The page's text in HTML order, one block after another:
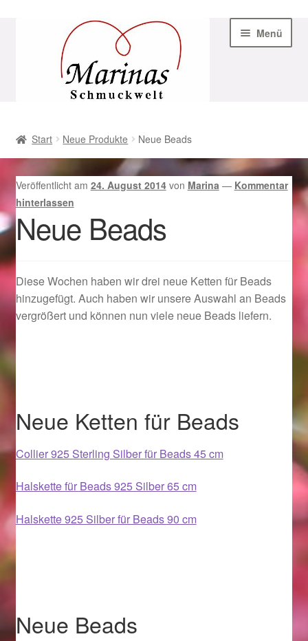
Navigation
Menü
AGB
Beispiel-Seite
Datenschutz
Geschenke zu Ostern 2023
Geschenke zu Ostern 2024
Geschenkideen für Weihnachten 2023
Geschenkideen für Weihnachten 2024
Geschenkideen für Weihnachten 2025
Halloween Schmuck online kaufen 2015
Halloween Schmuck online kaufen 2016
Halloween Schmuck online kaufen 2017
Im Gedenken an
Start Neue Produkte Neue Beads
Veröffentlicht am 24. August 2014 von Marina — Kommentar
hinterlassen
Neue Beads
Diese Wochen haben wir drei neue Ketten für Beads
hinzugefügt. Auch haben wir unsere Auswahl an Beads
vergrößert und können nun viele neue Beads liefern.
Neue Ketten für Beads
Collier 925 Sterling Silber für Beads 45 cm
Halskette für Beads 925 Silber 65 cm
Halskette 925 Silber für Beads 90 cm
Neue Beads